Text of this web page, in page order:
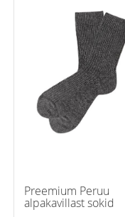
Preemium Peruu
alpakavillast sokid